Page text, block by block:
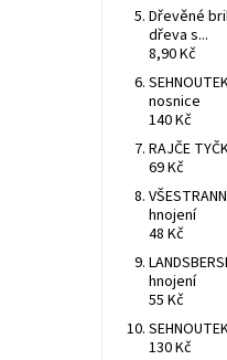
Dřevěné
dřeva s...
8,90 Kč
nosnice
140 Kč
RAJČE
69 Kč
hnojení
48 Kč
hnojení
55 Kč
130 Kč